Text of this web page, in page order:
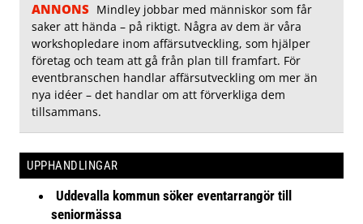
ANNONS Mindley jobbar med människor som får
saker att hända – på riktigt. Några av dem är våra
workshopledare inom affärsutveckling, som hjälper
företag och team att gå från plan till framfart. För
eventbranschen handlar affärsutveckling om mer än
nya idéer – det handlar om att förverkliga dem
tillsammans.
UPPHANDLINGAR
Uddevalla kommun söker eventarrangör till
seniormässa